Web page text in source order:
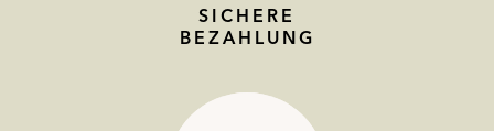
SICHERE
BEZAHLUNG